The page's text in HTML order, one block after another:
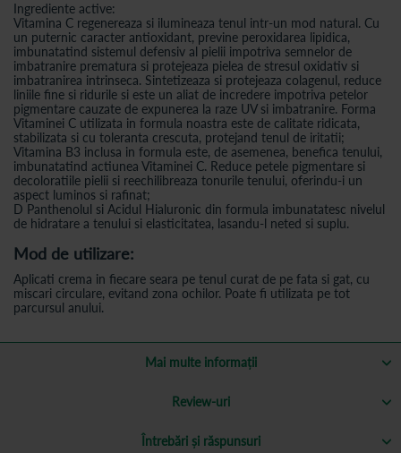
Ingrediente active:
Vitamina C regenereaza si ilumineaza tenul intr-un mod natural. Cu
un puternic caracter antioxidant, previne peroxidarea lipidica,
imbunatatind sistemul defensiv al pielii impotriva semnelor de
imbatranire prematura si protejeaza pielea de stresul oxidativ si
imbatranirea intrinseca. Sintetizeaza si protejeaza colagenul, reduce
liniile fine si ridurile si este un aliat de incredere impotriva petelor
pigmentare cauzate de expunerea la raze UV si imbatranire. Forma
Vitaminei C utilizata in formula noastra este de calitate ridicata,
stabilizata si cu toleranta crescuta, protejand tenul de iritatii;
Vitamina B3 inclusa in formula este, de asemenea, benefica tenului,
imbunatatind actiunea Vitaminei C. Reduce petele pigmentare si
decoloratiile pielii si reechilibreaza tonurile tenului, oferindu-i un
aspect luminos si rafinat;
D Panthenolul si Acidul Hialuronic din formula imbunatatesc nivelul
de hidratare a tenului si elasticitatea, lasandu-l neted si suplu.
Mod de utilizare:
Aplicati crema in fiecare seara pe tenul curat de pe fata si gat, cu
miscari circulare, evitand zona ochilor. Poate fi utilizata pe tot
parcursul anului.
Mai multe informații
Review-uri
Întrebări și răspunsuri